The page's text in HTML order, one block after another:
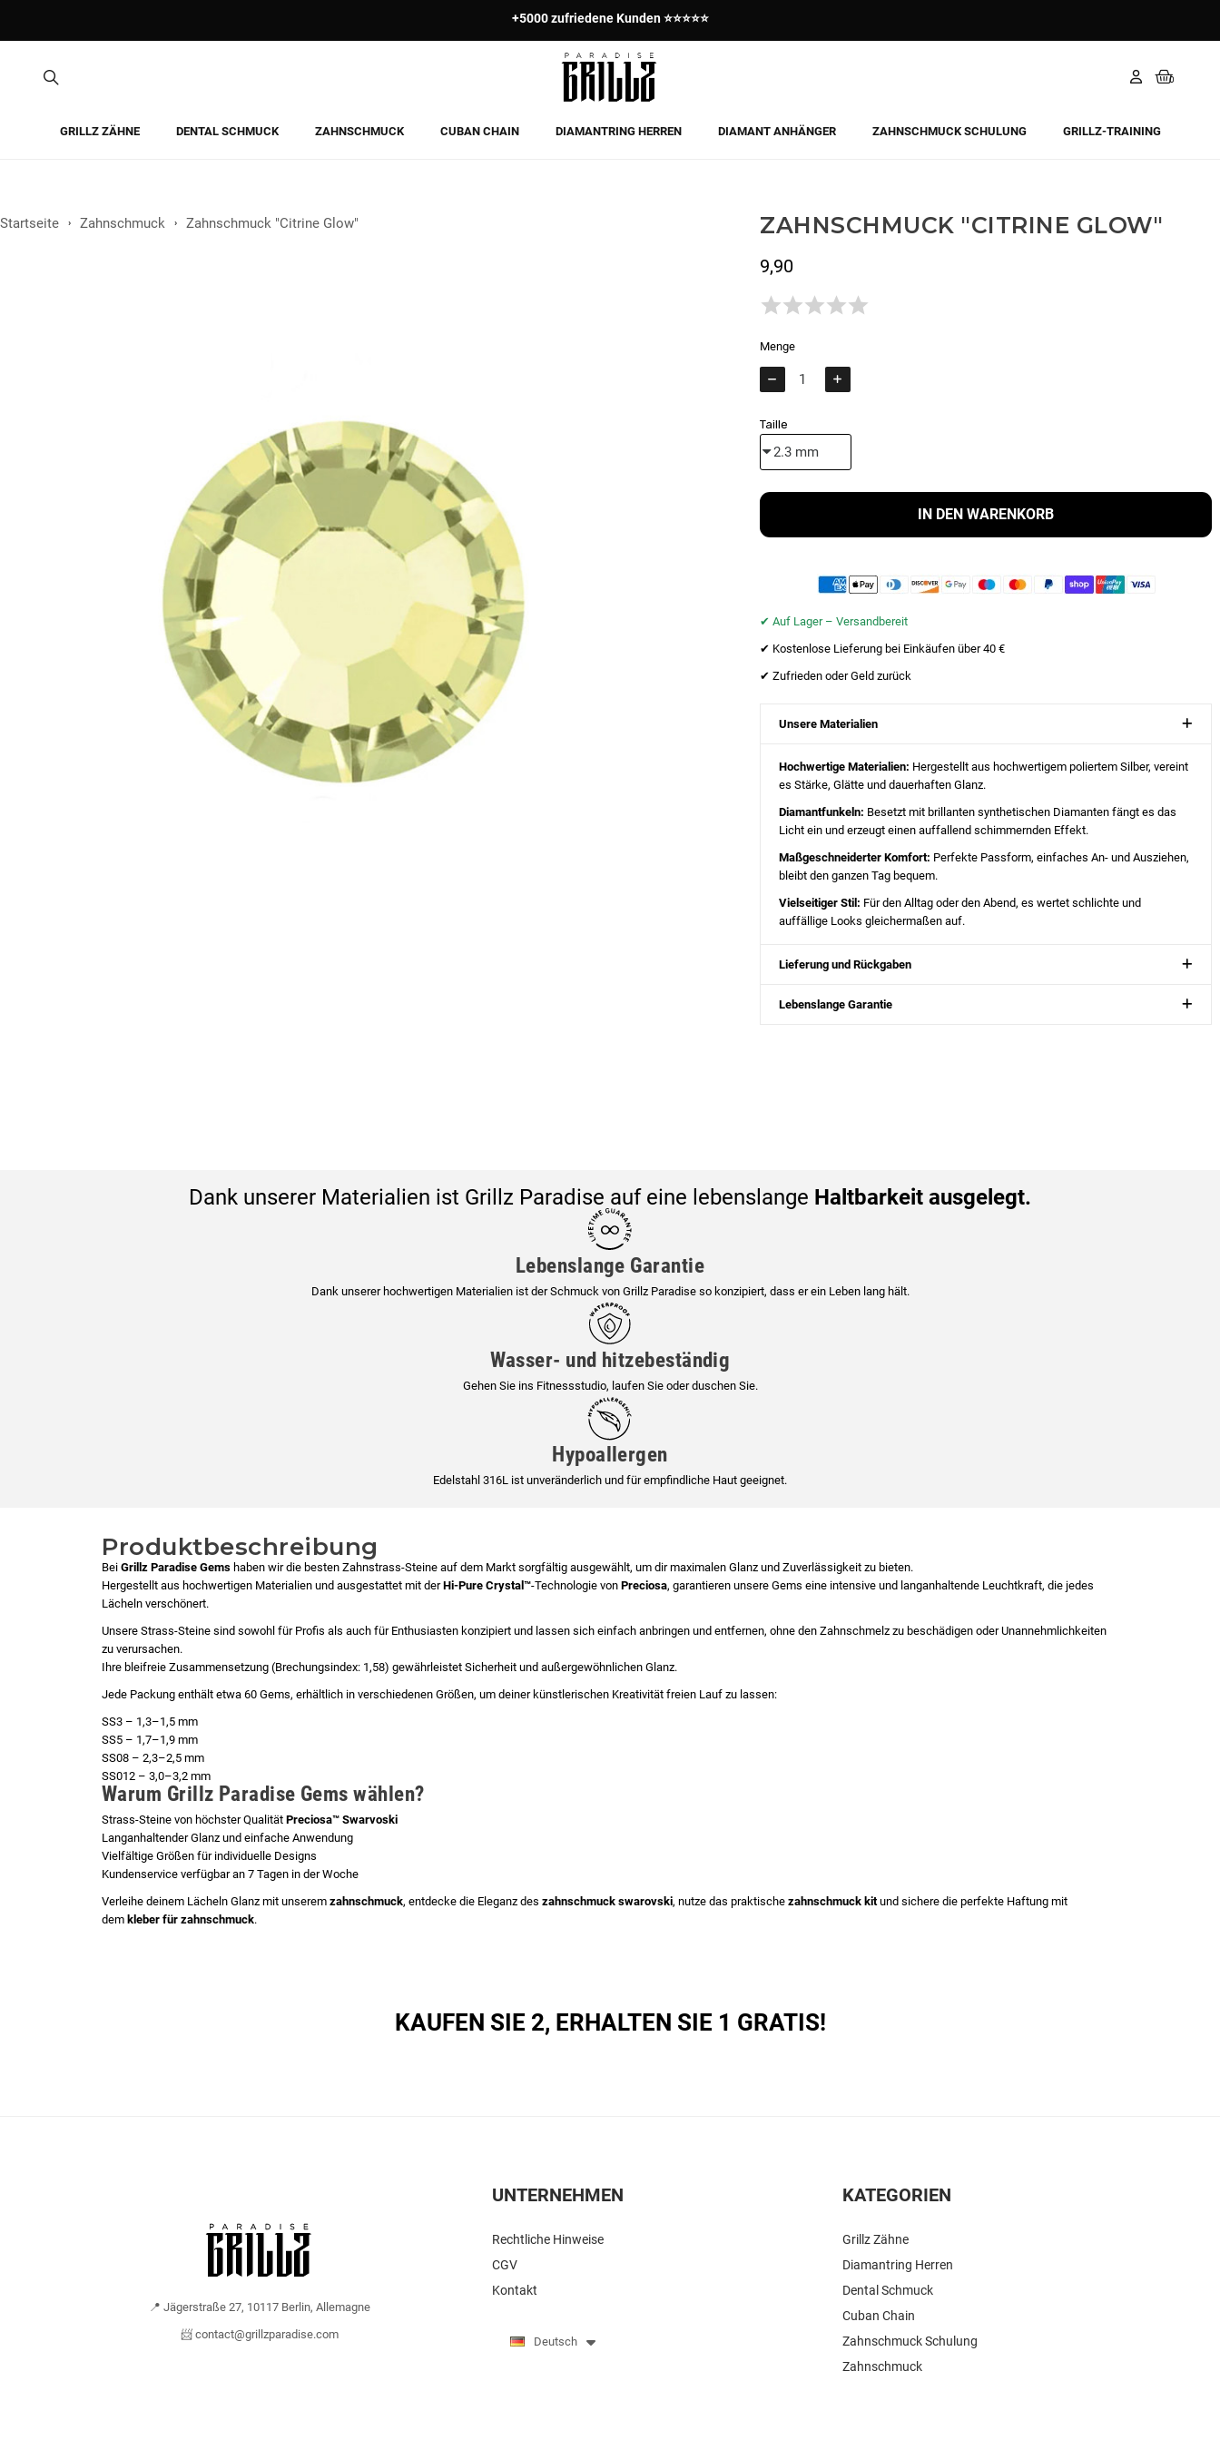
Bezahle in 3 Raten mit Klarna ✅
GRILLZ ZÄHNE DENTAL SCHMUCK ZAHNSCHMUCK CUBAN CHAIN DIAMANTRING HERREN DIAMANT ANHÄNGER ZAHNSCHMUCK SCHULUNG GRILLZ-TRAINING
Startseite Zahnschmuck Zahnschmuck "Citrine Glow" ZAHNSCHMUCK "CITRINE GLOW"
9,90
Menge
Taille
IN DEN WARENKORB
✔︎ Auf Lager – Versandbereit
✔︎ Kostenlose Lieferung bei Einkäufen über 40 €
✔︎ Zufrieden oder Geld zurück
Unsere Materialien
Hochwertige Materialien: Hergestellt aus hochwertigem poliertem Silber, vereint
es Stärke, Glätte und dauerhaften Glanz.
Diamantfunkeln: Besetzt mit brillanten synthetischen Diamanten fängt es das
Licht ein und erzeugt einen auffallend schimmernden Effekt.
Maßgeschneiderter Komfort: Perfekte Passform, einfaches An- und Ausziehen,
bleibt den ganzen Tag bequem.
Vielseitiger Stil: Für den Alltag oder den Abend, es wertet schlichte und
auffällige Looks gleichermaßen auf.
Lieferung und Rückgaben
Lebenslange Garantie
Dank unserer Materialien ist Grillz Paradise auf eine lebenslange Haltbarkeit ausgelegt.
Lebenslange Garantie
Dank unserer hochwertigen Materialien ist der Schmuck von Grillz Paradise so konzipiert, dass er ein Leben lang hält.
Wasser- und hitzebeständig
Gehen Sie ins Fitnessstudio, laufen Sie oder duschen Sie.
Hypoallergen
Edelstahl 316L ist unveränderlich und für empfindliche Haut geeignet.
Produktbeschreibung
Bei Grillz Paradise Gems haben wir die besten Zahnstrass-Steine auf dem Markt sorgfältig ausgewählt, um dir maximalen Glanz und Zuverlässigkeit zu bieten.
Hergestellt aus hochwertigen Materialien und ausgestattet mit derHi-Pure Crystal™-Technologie von Preciosa, garantieren unsere Gems eine intensive und langanhaltende Leuchtkraft, die jedes
Lächeln verschönert.
Unsere Strass-Steine sind sowohl für Profis als auch für Enthusiasten konzipiert und lassen sich einfach anbringen und entfernen, ohne den Zahnschmelz zu beschädigen oder Unannehmlichkeiten
zu verursachen.
Ihre bleifreie Zusammensetzung (Brechungsindex: 1,58) gewährleistet Sicherheit und außergewöhnlichen Glanz.
Jede Packung enthält etwa 60 Gems, erhältlich in verschiedenen Größen, um deiner künstlerischen Kreativität freien Lauf zu lassen:
SS3 – 1,3–1,5 mm
SS5 – 1,7–1,9 mm
SS08 – 2,3–2,5 mm
SS012 – 3,0–3,2 mm
Warum Grillz Paradise Gems wählen?
Strass-Steine von höchster Qualität Preciosa™ Swarvoski
Langanhaltender Glanz und einfache Anwendung
Vielfältige Größen für individuelle Designs
Kundenservice verfügbar an 7 Tagen in der Woche
Verleihe deinem Lächeln Glanz mit unserem zahnschmuck, entdecke die Eleganz des zahnschmuck swarovski, nutze das praktische zahnschmuck kit und sichere die perfekte Haftung mit
dem kleber für zahnschmuck.
KAUFEN SIE 2, ERHALTEN SIE 1 GRATIS!
📍 Jägerstraße 27, 10117 Berlin, Allemagne
📨 contact@grillzparadise.com
UNTERNEHMEN
Rechtliche Hinweise
CGV
Kontakt
Deutsch
KATEGORIEN
Grillz Zähne
Diamantring Herren
Dental Schmuck
Cuban Chain
Zahnschmuck Schulung
Zahnschmuck